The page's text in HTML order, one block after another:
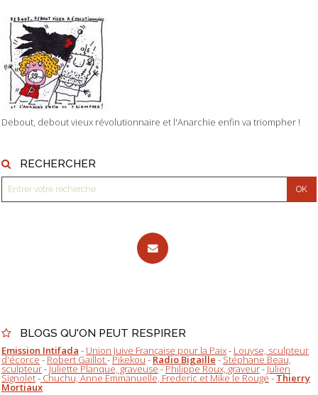
Debout, debout vieux révolutionnaire et l'Anarchie enfin va triompher !
RECHERCHER
BLOGS QU'ON PEUT RESPIRER
Emission Intifada - Union Juive Française pour la Paix- Louyse, sculpteur
d'écorce-Robert Gaillot-Pikekou-Radio Bigaille-Stéphane Beau,
sculpteur-Juliette Planque, graveuse-Philippe Roux, graveur-Julien
Signolet-Chuchu, Anne Emmanuelle, Frederic et Mike le Rouge-Thierry
Mortiaux